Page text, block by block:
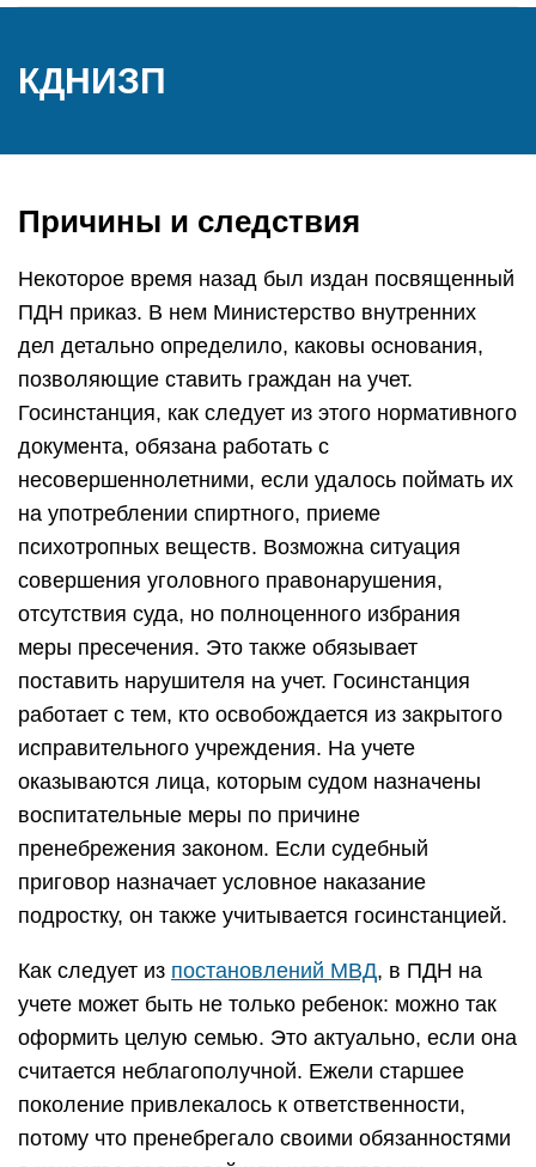
КДНИЗП
Причины и следствия
Некоторое время назад был издан посвященный
ПДН приказ. В нем Министерство внутренних
дел детально определило, каковы основания,
позволяющие ставить граждан на учет.
Госинстанция, как следует из этого нормативного
документа, обязана работать с
несовершеннолетними, если удалось поймать их
на употреблении спиртного, приеме
психотропных веществ. Возможна ситуация
совершения уголовного правонарушения,
отсутствия суда, но полноценного избрания
меры пресечения. Это также обязывает
поставить нарушителя на учет. Госинстанция
работает с тем, кто освобождается из закрытого
исправительного учреждения. На учете
оказываются лица, которым судом назначены
воспитательные меры по причине
пренебрежения законом. Если судебный
приговор назначает условное наказание
подростку, он также учитывается госинстанцией.
Как следует из постановлений МВД, в ПДН на
учете может быть не только ребенок: можно так
оформить целую семью. Это актуально, если она
считается неблагополучной. Ежели старшее
поколение привлекалось к ответственности,
потому что пренебрегало своими обязанностями